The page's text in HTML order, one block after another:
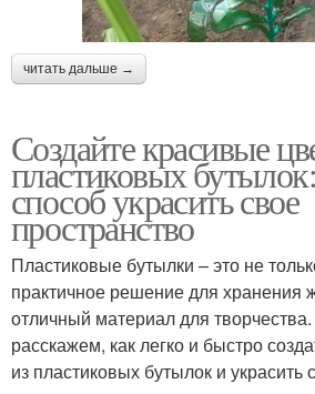
читать дальше →
Создайте красивые
пластиковых
способ украсить свое
пространство
Пластиковые бутылки – это не
практичное решение для хранения
отличный материал для
расскажем, как легко и быстро
из пластиковых бутылок и украсить